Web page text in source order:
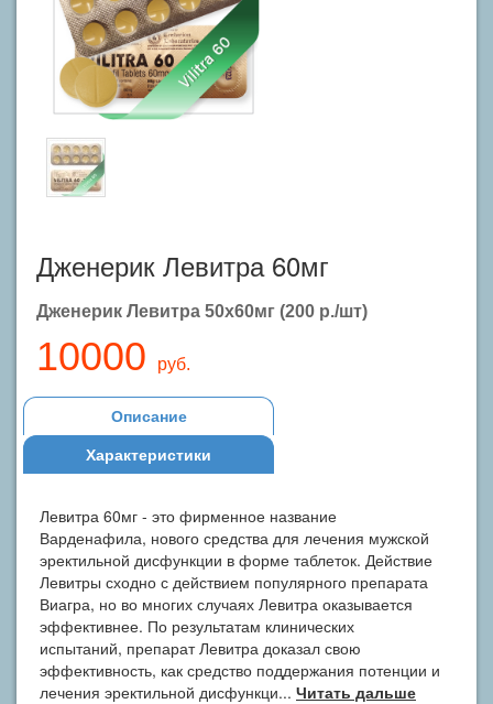
Дженерик Левитра 60мг
Дженерик Левитра 50х60мг (200 р./шт)
10000 руб.
Описание
Характеристики
Левитра 60мг - это фирменное название
Варденафила, нового средства для лечения мужской
эректильной дисфункции в форме таблеток. Действие
Левитры сходно с действием популярного препарата
Виагра, но во многих случаях Левитра оказывается
эффективнее. По результатам клинических
испытаний, препарат Левитра доказал свою
эффективность, как средство поддержания потенции и
лечения эректильной дисфункци... Читать дальше